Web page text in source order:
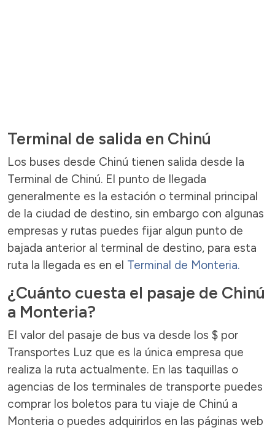
Terminal de salida en Chinú
Los buses desde Chinú tienen salida desde la
Terminal de Chinú. El punto de llegada
generalmente es la estación o terminal principal
de la ciudad de destino, sin embargo con algunas
empresas y rutas puedes fijar algun punto de
bajada anterior al terminal de destino, para esta
ruta la llegada es en el Terminal de Monteria.
¿Cuánto cuesta el pasaje de Chinú
a Monteria?
El valor del pasaje de bus va desde los $ por
Transportes Luz que es la única empresa que
realiza la ruta actualmente. En las taquillas o
agencias de los terminales de transporte puedes
comprar los boletos para tu viaje de Chinú a
Monteria o puedes adquirirlos en las páginas web